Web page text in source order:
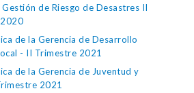
de Riesgo de Desastres II
2020
de la Gerencia de Desarrollo
- II Trimestre 2021
de la Gerencia de Juventud y
2021